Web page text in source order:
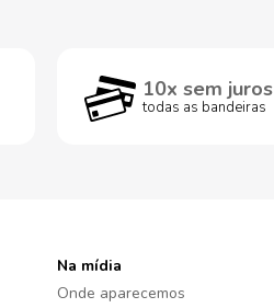
10x sem juros
todas as bandeiras
Na mídia
Onde aparecemos